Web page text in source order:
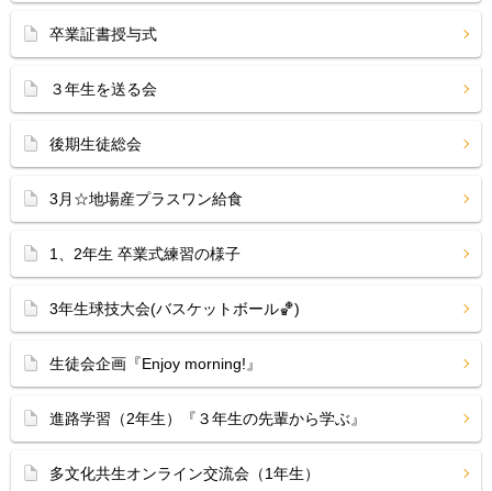
卒業証書授与式
３年生を送る会
後期生徒総会
3月☆地場産プラスワン給食
1、2年生 卒業式練習の様子
3年生球技大会(バスケットボール🏀)
生徒会企画『Enjoy morning!』
進路学習（2年生）『３年生の先輩から学ぶ』
多文化共生オンライン交流会（1年生）